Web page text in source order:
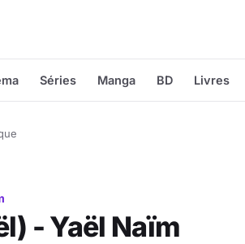
Séries Manga BD Livres
- Yaël Naïm